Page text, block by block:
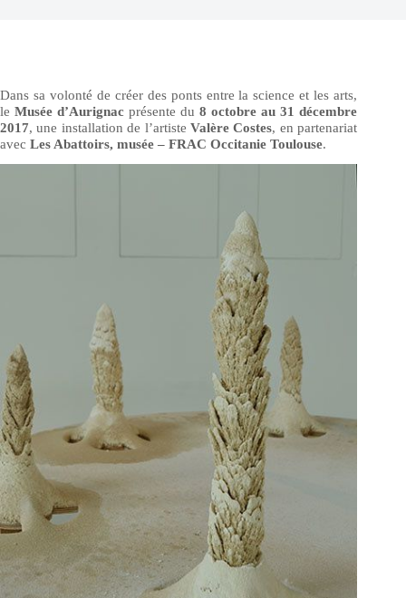
Dans sa volonté de créer des ponts entre la science et les arts,
leMusée d’Aurignac présente du8 octobre au 31 décembre
2017, une installation de l’artisteValère Costes, en partenariat
avec Les Abattoirs, musée – FRAC Occitanie Toulouse.